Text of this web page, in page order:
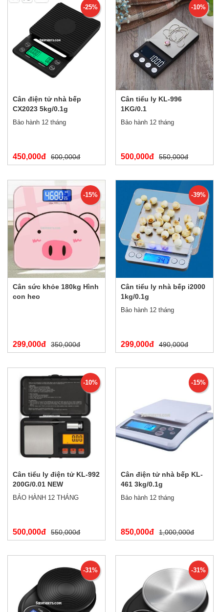
-25%
Cân điện tử nhà bếp
CX2023 5kg/0.1g
Bảo hành 12 tháng
450,000đ 600,000đ
-10%
Cân tiểu ly KL-996
1KG/0.1
Bảo hành 12 tháng
500,000đ 550,000đ
-15%
Cân sức khỏe 180kg Hình
con heo
299,000đ 350,000đ
-39%
Cân tiểu ly nhà bếp i2000
1kg/0.1g
Bảo hành 12 tháng
299,000đ 490,000đ
-10%
Cân tiểu ly điện tử KL-992
200G/0.01 NEW
BẢO HÀNH 12 THÁNG
500,000đ 550,000đ
-15%
Cân điện tử nhà bếp KL-
461 3kg/0.1g
Bảo hành 12 tháng
850,000đ 1,000,000đ
-31% -31%